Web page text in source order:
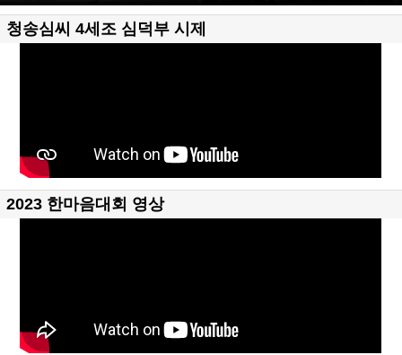
청송심씨 4세조 심덕부 시제
2023 한마음대회 영상